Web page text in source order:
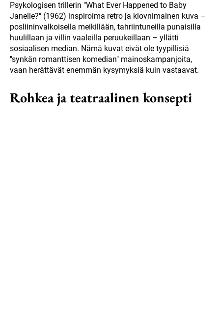
Psykologisen trillerin "What Ever Happened to Baby
Janelle?" (1962) inspiroima retro ja klovnimainen kuva –
posliininvalkoisella meikillään, tahriintuneilla punaisilla
huulillaan ja villin vaaleilla peruukeillaan – yllätti
sosiaalisen median. Nämä kuvat eivät ole tyypillisiä
"synkän romanttisen komedian" mainoskampanjoita,
vaan herättävät enemmän kysymyksiä kuin vastaavat.
Rohkea ja teatraalinen konsepti